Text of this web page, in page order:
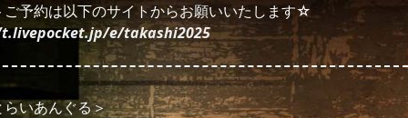
ご予約は以下のサイトからお願いいたします☆
e/takashi2025
らいあんぐる＞